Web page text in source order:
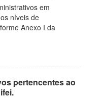
em
níveis de
Anexo I da
pertencentes ao